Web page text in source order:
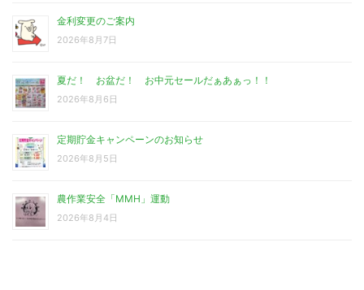
金利変更のご案内
2026年8月7日
夏だ！ お盆だ！ お中元セールだぁあぁっ！！
2026年8月6日
定期貯金キャンペーンのお知らせ
2026年8月5日
農作業安全「MMH」運動
2026年8月4日